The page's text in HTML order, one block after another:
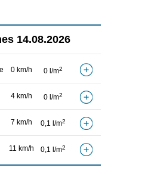
14.08.2026
0 km/h 0 l/m2
4 km/h 0 l/m2
7 km/h 0,1 l/m2
11 km/h 0,1 l/m2